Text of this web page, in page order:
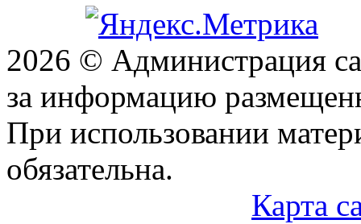
2026 © Администрация
за информацию
При использовании
обязательна.
Карта